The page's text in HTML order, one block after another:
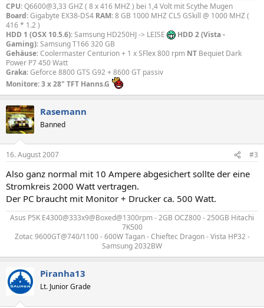
CPU: Q6600@3,33 GHZ ( 8 x 416 MHZ ) bei 1,4 Volt mit Scythe Mugen
Board: Gigabyte EX38-DS4 RAM: 8 GB 1000 MHZ CL5 GSkill @ 1000 MHZ (
416 * 1.2 )
HDD 1 (OSX 10.5.6): Samsung HD250HJ -> LEISE
HDD 2 (Vista -
Gaming): Samsung T166 320 GB
Gehäuse: Coolermaster Centurion + 1 x SFlex 800 rpm NT Bequiet Dark
Power P7 450 Watt
Graka: Geforce 8800 GTS G92 + 8600 GT passiv
Monitore: 3 x 28" TFT Hanns.G
Rasemann
Banned
16. August 2007 #3
Also ganz normal mit 10 Ampere abgesichert sollte der eine
Stromkreis 2000 Watt vertragen.
Der PC braucht mit Monitor + Drucker ca. 500 Watt.
Asus P5K E4300@333x9@Boxed@1300rpm - 2GB OCZ800 - 250GB Hitachi
7K500
Zotac 9600GT@740/1100 - 600W Tagan - Chieftec Dragon - Vista HP32 -
Samsung 2032BW​
Piranha13
Lt. Junior Grade